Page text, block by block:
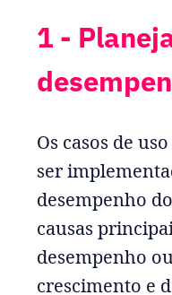
1 -
Os casos de
ser
desempenho
causas
desempenho
crescimento e